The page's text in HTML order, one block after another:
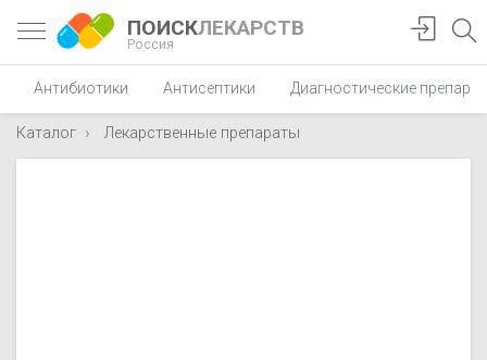
ПОИСКЛЕКАРСТВ
Россия
Антибиотики Антисептики Диагностические
Каталог Лекарственные препараты